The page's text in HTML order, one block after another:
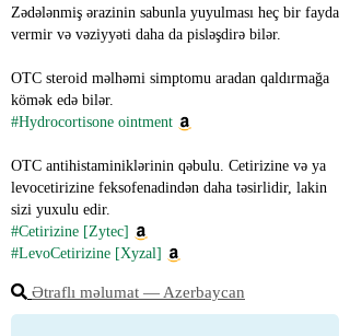
Zədələnmiş ərazinin sabunla yuyulması heç bir fayda
vermir və vəziyyəti daha da pisləşdirə bilər.
OTC steroid məlhəmi simptomu aradan qaldırmağa
kömək edə bilər.
#Hydrocortisone ointment
OTC antihistaminiklərinin qəbulu. Cetirizine və ya
levocetirizine feksofenadindən daha təsirlidir, lakin
sizi yuxulu edir.
#Cetirizine [Zytec]
#LevoCetirizine [Xyzal]
Ətraflı məlumat ― Azerbaycan